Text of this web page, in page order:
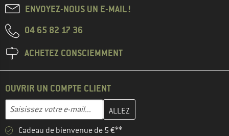
ENVOYEZ-NOUS UN E-MAIL !
04 65 82 17 36
ACHETEZ CONSCIEMMENT
OUVRIR UN COMPTE CLIENT
Adresse e-mail
Entrez votre adresse e-mail ici et créez votre compte client à la
Cadeau de bienvenue de 5 €**